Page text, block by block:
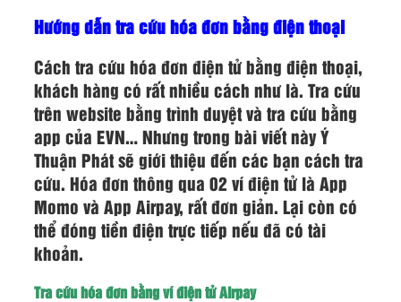
Hướng dẫn tra cứu hóa đơn bằng điện thoại
Cách tra cứu hóa đơn điện tử bằng điện thoại,
khách hàng có rất nhiều cách như là. Tra cứu
trên website bằng trình duyệt và tra cứu bằng
app của EVN… Nhưng trong bài viết này Ý
Thuận Phát sẽ giới thiệu đến các bạn cách tra
cứu. Hóa đơn thông qua 02 ví điện tử là App
Momo và App Airpay, rất đơn giản. Lại còn có
thể đóng tiền điện trực tiếp nếu đã có tài
khoản.
Tra cứu hóa đơn bằng ví điện tử Airpay